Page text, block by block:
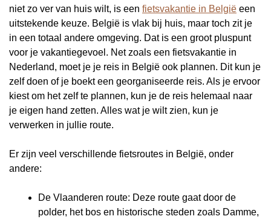
niet zo ver van huis wilt, is een fietsvakantie in België een
uitstekende keuze. België is vlak bij huis, maar toch zit je
in een totaal andere omgeving. Dat is een groot pluspunt
voor je vakantiegevoel. Net zoals een fietsvakantie in
Nederland, moet je je reis in België ook plannen. Dit kun je
zelf doen of je boekt een georganiseerde reis. Als je ervoor
kiest om het zelf te plannen, kun je de reis helemaal naar
je eigen hand zetten. Alles wat je wilt zien, kun je
verwerken in jullie route.
Er zijn veel verschillende fietsroutes in België, onder
andere:
De Vlaanderen route: Deze route gaat door de
polder, het bos en historische steden zoals Damme,